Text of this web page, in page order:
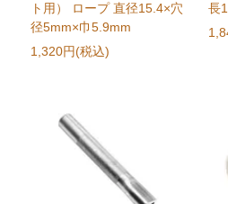
ト用） ロープ 直径15.4×穴
径5mm×巾5.9mm
1,320円(税込)
長